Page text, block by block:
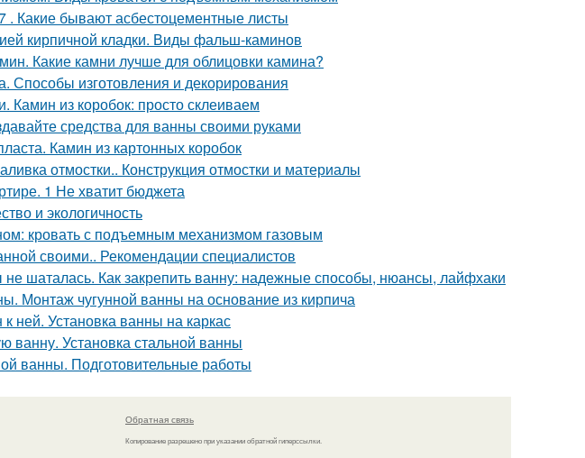
Какие бывают асбестоцементные листы
кирпичной кладки. Виды фальш-каминов
Какие камни лучше для облицовки камина?
Способы изготовления и декорирования
Камин из коробок: просто склеиваем
средства для ванны своими руками
Камин из картонных коробок
отмостки.. Конструкция отмостки и материалы
1 Не хватит бюджета
и экологичность
кровать с подъемным механизмом газовым
своими.. Рекомендации специалистов
не шаталась. Как закрепить ванну: надежные способы, нюансы, лайфхаки
Монтаж чугунной ванны на основание из кирпича
ней. Установка ванны на каркас
ванну. Установка стальной ванны
ванны. Подготовительные работы
Обратная связь
Копирование разрешено при указании обратной гиперссылки.